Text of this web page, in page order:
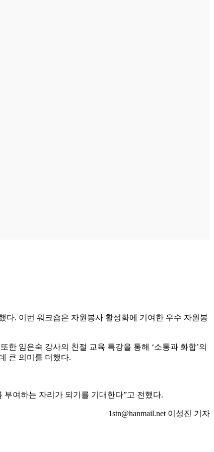
다. 이번 워크숍은 자원봉사 활성화에 기여한 우수 자원봉
임은숙 강사의 친절 교육 특강을 통해 ‘소통과 화합’의
큰 의미를 더했다.
여하는 자리가 되기를 기대한다”고 전했다.
1stn@hanmail.net 이성진 기자